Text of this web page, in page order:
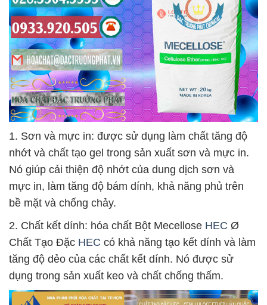
1. Sơn và mực in: được sử dụng làm chất tăng độ
nhớt và chất tạo gel trong sản xuất sơn và mực in.
Nó giúp cải thiện độ nhớt của dung dịch sơn và
mực in, làm tăng độ bám dính, khả năng phủ trên
bề mặt và chống chảy.
2. Chất kết dính: hóa chất Bột Mecellose HEC Ø
Chất Tạo Đặc HEC có khả năng tạo kết dính và làm
tăng độ dẻo của các chất kết dính. Nó được sử
dụng trong sản xuất keo và chất chống thấm.